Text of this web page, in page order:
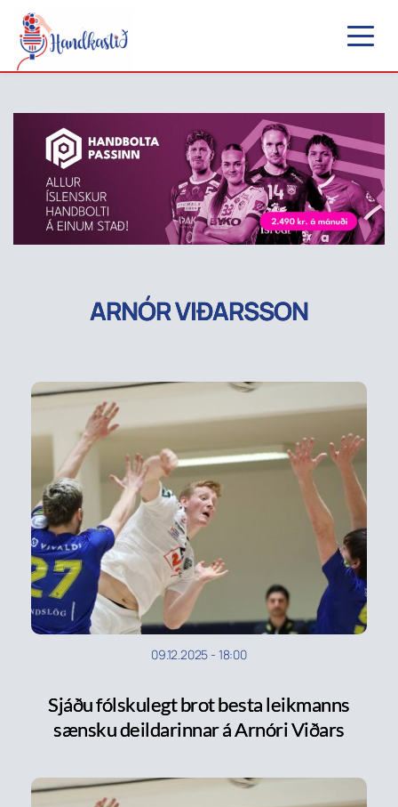
ARNÓR VIÐARSSON
09.12.2025 - 18:00
Sjáðu fólskulegt brot besta leikmanns
sænsku deildarinnar á Arnóri Viðars